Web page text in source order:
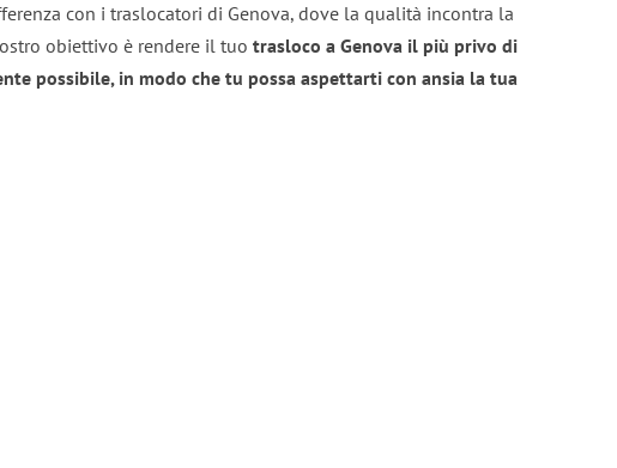
con i traslocatori di Genova, dove la qualità incontra la
obiettivo è rendere il tuo trasloco a Genova il più privo di
possibile, in modo che tu possa aspettarti con ansia la tua